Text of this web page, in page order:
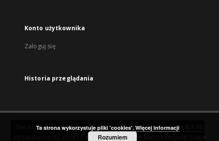
Konto użytkownika
Zaloguj się
Historia przeglądania
Ten serwis działa dzięki oprogramowaniuDInGO dLibra 6.3.15
Poznańskie Centrum Superkomputerowo-
Ta strona wykorzystuje pliki 'cookies'. Więcej informacji
Rozumiem